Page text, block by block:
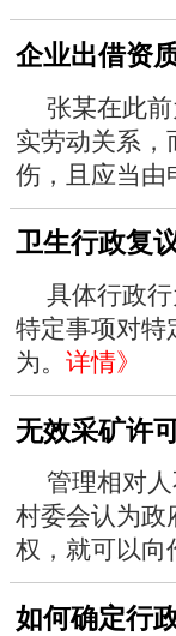
企业出借资
张某在此
实劳动关系，
伤，且应当由
卫生行政复
具体行政
特定事项对特
为。 详情》
无效采矿许
管理相对
村委会认为政
权，就可以向
如何确定行